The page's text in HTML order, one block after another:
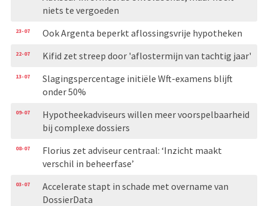
niets te vergoeden
23-07 Ook Argenta beperkt aflossingsvrije hypotheken
22-07 Kifid zet streep door 'aflostermijn van tachtig jaar'
13-07
Slagingspercentage initiële Wft-examens blijft
onder 50%
09-07
Hypotheekadviseurs willen meer voorspelbaarheid
bij complexe dossiers
08-07
Florius zet adviseur centraal: ‘Inzicht maakt
verschil in beheerfase’
03-07
Accelerate stapt in schade met overname van
DossierData